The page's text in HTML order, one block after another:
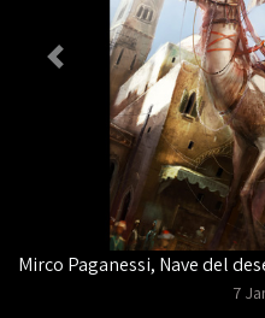
Mirco Paganessi, Nave del
7